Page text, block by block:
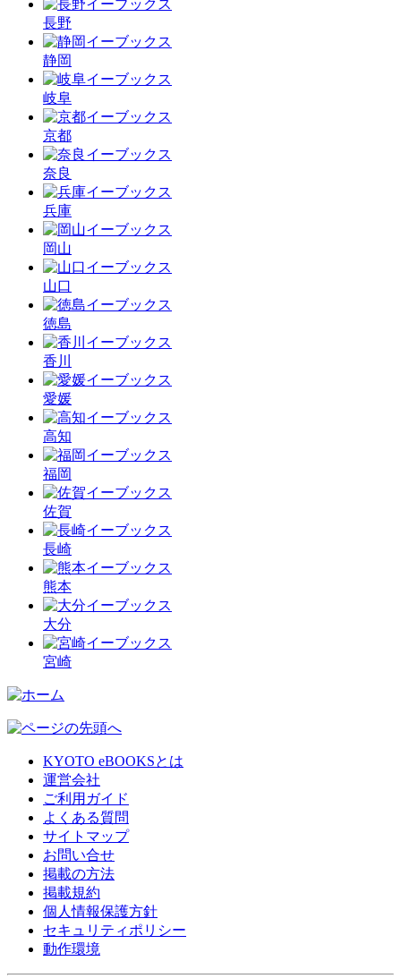
長野
静岡
岐阜
京都
奈良
兵庫
岡山
山口
徳島
香川
愛媛
高知
福岡
佐賀
長崎
熊本
大分
宮崎
KYOTO eBOOKSとは
運営会社
ご利用ガイド
よくある質問
サイトマップ
お問い合せ
掲載の方法
掲載規約
個人情報保護方針
セキュリティポリシー
動作環境